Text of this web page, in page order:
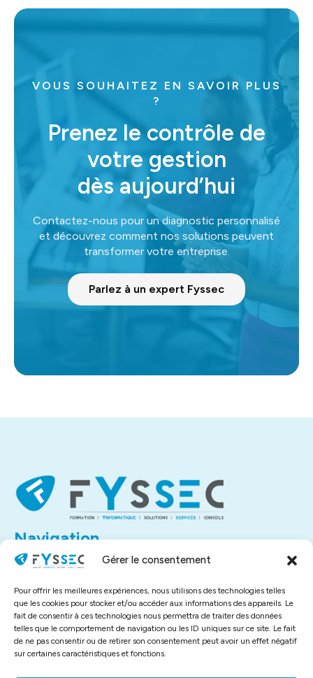
Gérer le consentement
Pour offrir les meilleures expériences, nous utilisons des technologies telles
que les cookies pour stocker et/ou accéder aux informations des appareils. Le
fait de consentir à ces technologies nous permettra de traiter des données
telles que le comportement de navigation ou les ID uniques sur ce site. Le fait
de ne pas consentir ou de retirer son consentement peut avoir un effet négatif
sur certaines caractéristiques et fonctions.
VOUS SOUHAITEZ EN SAVOIR PLUS
?
Prenez le contrôle de
votre gestion
dès aujourd’hui
Contactez-nous pour un diagnostic personnalisé
et découvrez comment nos solutions peuvent
transformer votre entreprise.
Parlez à un expert Fyssec
Navigation
Accueil
À propos
Contact
Liens utiles
Mentions légales
Politique de confidentialité
Plan de site